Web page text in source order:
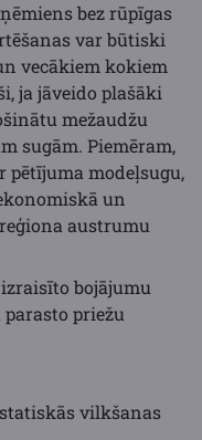
bez rūpīgas
var būtiski
vecākiem kokiem
ja jāveido plašāki
mežaudžu
sugām. Piemēram,
pētījuma modeļsugu,
un
austrumu
bojājumu
priežu
vilkšanas